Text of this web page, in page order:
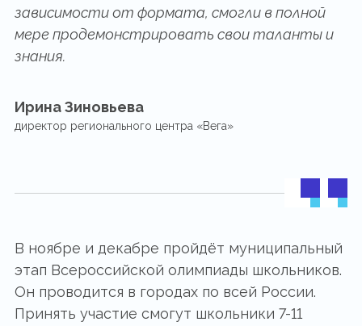
зависимости от формата, смогли в полной
мере продемонстрировать свои таланты и
знания.
Ирина Зиновьева
директор регионального центра «Вега»
В ноябре и декабре пройдёт муниципальный
этап Всероссийской олимпиады школьников.
Он проводится в городах по всей России.
Принять участие смогут школьники 7-11